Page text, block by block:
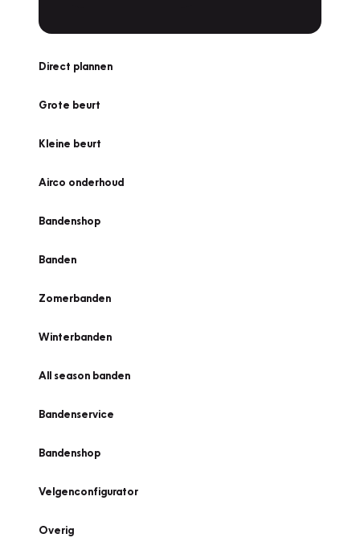
Direct plannen
Grote beurt
Kleine beurt
Airco onderhoud
Bandenshop
Banden
Zomerbanden
Winterbanden
All season banden
Bandenservice
Bandenshop
Velgenconfigurator
Overig